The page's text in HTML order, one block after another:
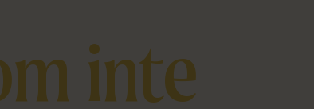
inte